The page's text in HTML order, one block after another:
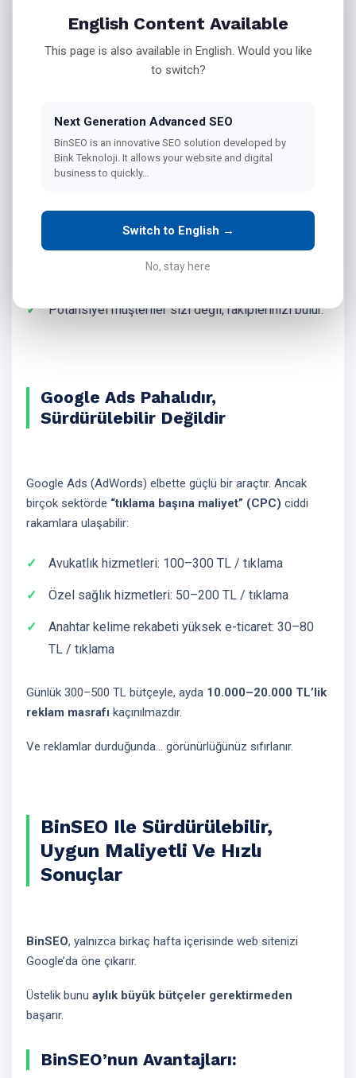
Peki çözüm ne?
SEO, sadece teknik bir çalışma değil, dijital
görünürlüğünüzün temel taşıdır.
Potansiyel müşteriler sizi değil, rakiplerinizi bulur.
Google Ads Pahalıdır,
Sürdürülebilir Değildir
Google Ads (AdWords) elbette güçlü bir araçtır. Ancak
birçok sektörde “tıklama başına maliyet” (CPC) ciddi
rakamlara ulaşabilir:
Avukatlık hizmetleri: 100–300 TL / tıklama
Özel sağlık hizmetleri: 50–200 TL / tıklama
Anahtar kelime rekabeti yüksek e-ticaret: 30–80
TL / tıklama
Günlük 300–500 TL bütçeyle, ayda 10.000–20.000 TL’lik
reklam masrafı kaçınılmazdır.
Ve reklamlar durduğunda... görünürlüğünüz sıfırlanır.
BinSEO Ile Sürdürülebilir,
Uygun Maliyetli Ve Hızlı
Sonuçlar
BinSEO, yalnızca birkaç hafta içerisinde web sitenizi
Google’da öne çıkarır.
Üstelik bunu aylık büyük bütçeler gerektirmeden
başarır.
BinSEO’nun Avantajları:
English Content Available
This page is also available in English. Would you like
to switch?
Next Generation Advanced SEO
BinSEO is an innovative SEO solution developed by
Bink Teknoloji. It allows your website and digital
business to quickly…
Switch to English →
No, stay here